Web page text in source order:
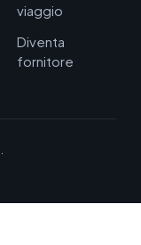
viaggio
Diventa
fornitore